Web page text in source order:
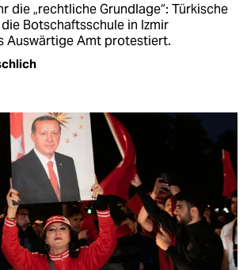
die „rechtliche Grundlage“: Türkische
Botschaftsschule in Izmir
Auswärtige Amt protestiert.